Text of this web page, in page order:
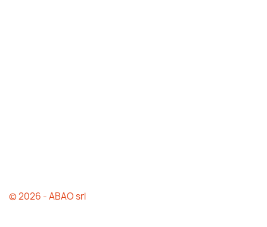
© 2026 - ABAO srl